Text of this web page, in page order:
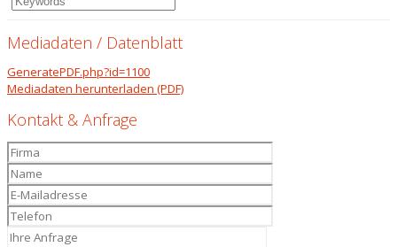
Mediadaten / Datenblatt
GeneratePDF.php?id=1100
Mediadaten herunterladen (PDF)
Kontakt & Anfrage